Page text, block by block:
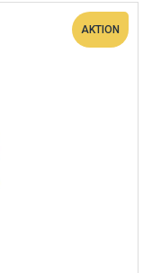
AKTION